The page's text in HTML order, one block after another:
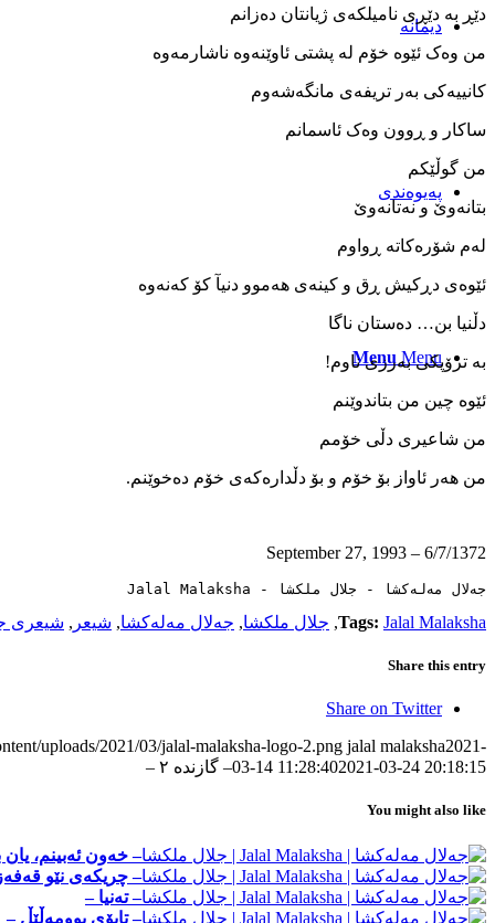
دیمانە
پەیوەندی
Menu Menu
دێڕ به‌ دێڕی نامیلکه‌ی ژیانتان ده‌زانم
من وه‌ک ئێوه‌ خۆم له‌ پشتی ئاوێنه‌وه‌ ناشارمه‌وه
کانییه‌کی به‌ر تریفه‌ی مانگه‌شه‌وم
ساکار و ڕوون وه‌ک ئاسمانم
من گوڵێکم
بتانه‌وێ و نه‌تانه‌وێ
له‌م شۆره‌کاته‌ ڕواوم
ئێوه‌ی دڕکیش ڕق و کینه‌ی هه‌موو دنیآ کۆ که‌نه‌وه
دڵنیا بن… ده‌ستان ناگا
به ‌ترۆپکی به‌رزی ناوم!
ئێوه‌ چین من بتاندوێنم
من شاعیری دڵی خۆمم
من هه‌ر ئاواز بۆ خۆم و بۆ دڵداره‌که‌ی خۆم ده‌خوێنم.
6/7/1372 – September 27, 1993
جەلال مەلەکشا - جلال ملکشا - Jalal Malaksha
Tags: Jalal Malaksha
, جلال ملکشا, جەلال مەلەکشا, شیعر , شیعری
Share this entry
Share on Twitter
uploads/2021/03/jalal-malaksha-logo-2.png jalal malaksha2021-
03-14 11:28:402021-03-24 20:18:15 – گازنده ٢ –
You might also like
– خه‌ون ئه‌بینم، یان
– چریکەی نێو
– ته‌نیا –
– تاپۆی بوومه‌ڵێڵ –